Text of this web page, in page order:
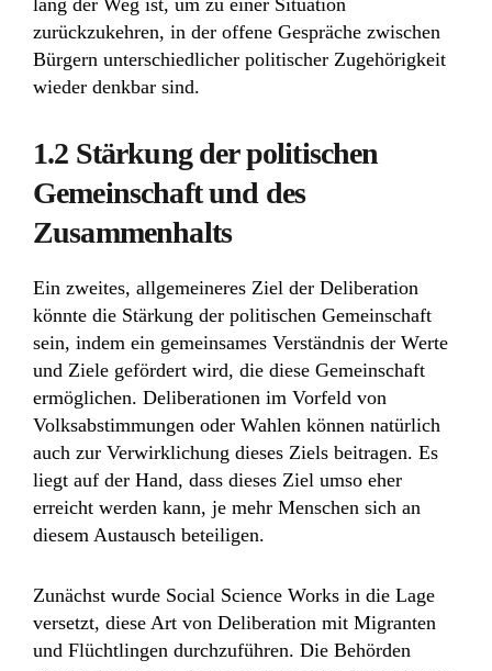
lang der Weg ist, um zu einer Situation
zurückzukehren, in der offene Gespräche zwischen
Bürgern unterschiedlicher politischer Zugehörigkeit
wieder denkbar sind.
1.2 Stärkung der politischen
Gemeinschaft und des
Zusammenhalts
Ein zweites, allgemeineres Ziel der Deliberation
könnte die Stärkung der politischen Gemeinschaft
sein, indem ein gemeinsames Verständnis der Werte
und Ziele gefördert wird, die diese Gemeinschaft
ermöglichen. Deliberationen im Vorfeld von
Volksabstimmungen oder Wahlen können natürlich
auch zur Verwirklichung dieses Ziels beitragen. Es
liegt auf der Hand, dass dieses Ziel umso eher
erreicht werden kann, je mehr Menschen sich an
diesem Austausch beteiligen.
Zunächst wurde Social Science Works in die Lage
versetzt, diese Art von Deliberation mit Migranten
und Flüchtlingen durchzuführen. Die Behörden